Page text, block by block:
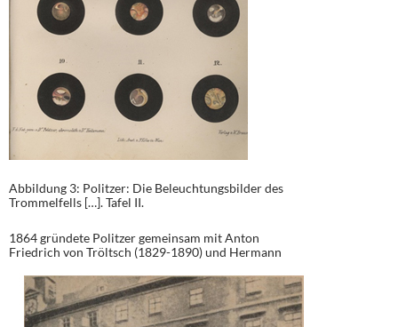
Abbildung 3: Politzer: Die Beleuchtungsbilder des
Trommelfells […]. Tafel II.
1864 gründete Politzer gemeinsam mit Anton
Friedrich von Tröltsch (1829-1890) und Hermann